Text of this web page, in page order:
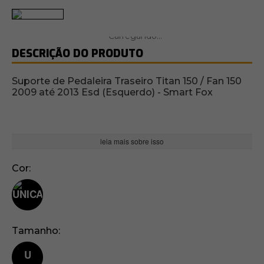
DESCRIÇÃO DO PRODUTO
Suporte de Pedaleira Traseiro Titan 150 / Fan 150
2009 até 2013 Esd (Esquerdo) - Smart Fox
leia mais sobre isso
Cor
Tamanho
U